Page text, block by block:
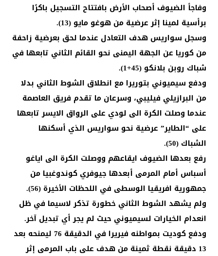
وفاجأ الضيوف أصحاب الأرض بافتتاح التسجيل باكرًا
برأسية لمينا إثر عرضية من هوغو مايو (13).
وسجل سواريس هدف التعادل عندما لحق بعرضية زاحفة
من كوريا عن الجهة اليمنى نحو القائم الثاني تابعها في
شباك روبن بلانكو (45+1).
ودفع سيميوني بتوريرا مع انطلاق الشوط الثاني بدلا
من البرازيلي فيليبي، وسرعان ما تقدم فريق العاصمة
عندما وصلت الكرة الى لودي على الرواق الايسر تابعها
على “الطاير” عرضية نحو سواريس الذي أسكنها
الشباك (50).
رفع بعدها الضيوف ايقاعهم ووصلت الكرة الى اياغو
أسباس أمام المرمى أبعدها جيوفري كوندوغبيا من
جمهورية افريقيا الوسطى في اللحظات الأخيرة (56).
ولم يشهد الشوط الثاني خطورة تذكر لاسيما في ظل
انعدام الخيارات لسيميوني حيث لم يجر أي تبديل آخر.
ودفع كوديت بمواطنه فيريرا في الدقيقة 76 ليمنحه بعد
13 دقيقة نقطة ثمينة من هدف على باب المرمى إثر